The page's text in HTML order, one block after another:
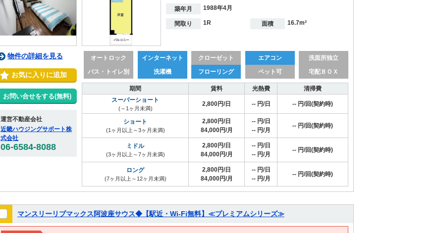
築年月
1988年4月
間取り 1R 面積 16.7m²
物件の詳細を見る
お気に入りに追加
お問い合せをする(無料)
運営不動産会社
近畿ハウジングサポート株
式会社
06-6584-8088
オートロック インターネット クローゼット エアコン
洗面所独立
バス・トイレ別
洗濯機 フローリング ペット可 宅配ＢＯＸ
期間 賃料 光熱費
清掃費
スーパーショート
(～1ヶ月未満)
2,800円/日 -- 円/日 -- 円/回(契約時)
ショート
(1ヶ月以上～3ヶ月未満)
2,800円/日
84,000円/月
-- 円/日
-- 円/月
-- 円/回(契約時)
ミドル
(3ヶ月以上～7ヶ月未満)
2,800円/日
84,000円/月
-- 円/日
-- 円/月
-- 円/回(契約時)
ロング
(7ヶ月以上～12ヶ月未満)
2,800円/日
84,000円/月
-- 円/日
-- 円/月
-- 円/回(契約時)
マンスリーリブマックス阿波座サウス◆【駅近・Wi-Fi無料】≪プレミアムシリーズ≫